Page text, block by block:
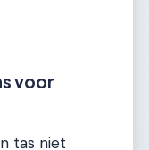
voor
tas niet